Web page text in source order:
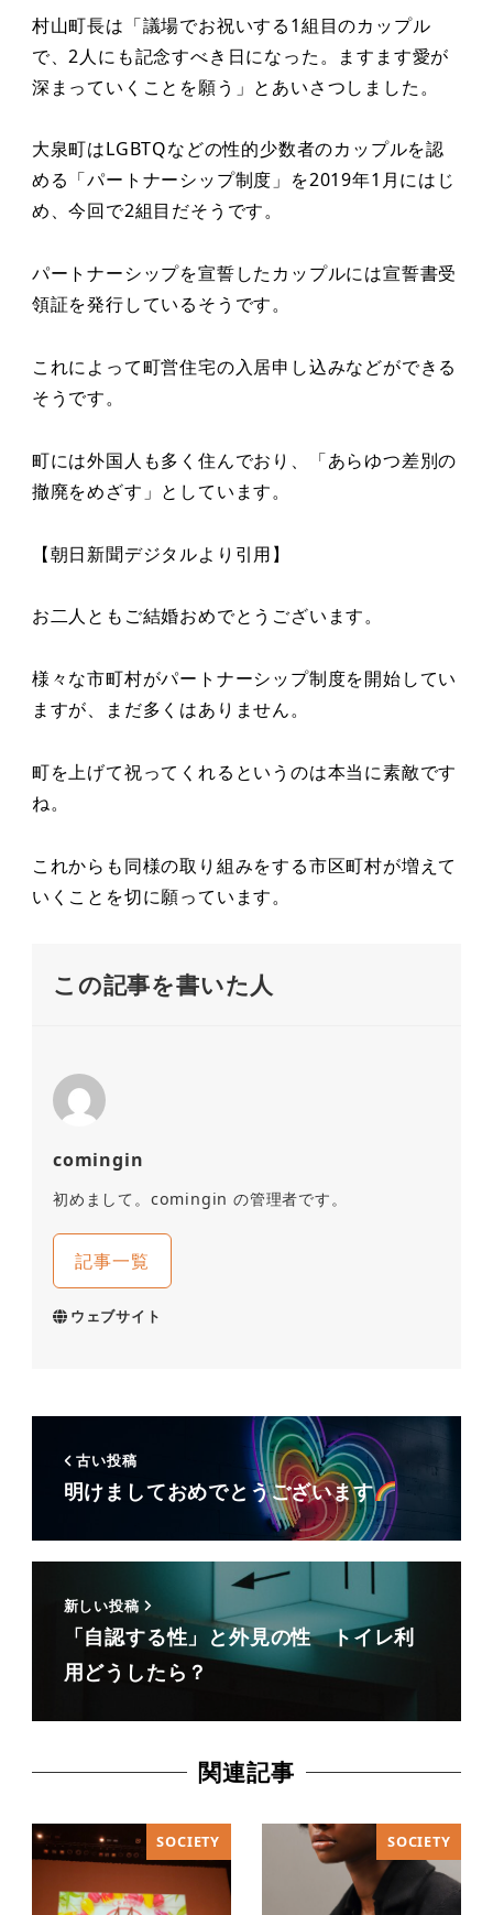
村山町長は「議場でお祝いする1組目のカップル
で、2人にも記念すべき日になった。ますます愛が
深まっていくことを願う」とあいさつしました。
大泉町はLGBTQなどの性的少数者のカップルを認
める「パートナーシップ制度」を2019年1月にはじ
め、今回で2組目だそうです。
パートナーシップを宣誓したカップルには宣誓書受
領証を発行しているそうです。
これによって町営住宅の入居申し込みなどができる
そうです。
町には外国人も多く住んでおり、「あらゆつ差別の
撤廃をめざす」としています。
【朝日新聞デジタルより引用】
お二人ともご結婚おめでとうございます。
様々な市町村がパートナーシップ制度を開始してい
ますが、まだ多くはありません。
町を上げて祝ってくれるというのは本当に素敵です
ね。
これからも同様の取り組みをする市区町村が増えて
いくことを切に願っています。
この記事を書いた人
comingin
初めまして。comingin の管理者です。
記事一覧
ウェブサイト
古い投稿
明けましておめでとうございます
新しい投稿
「自認する性」と外見の性 トイレ利
用どうしたら？
関連記事
SOCIETY SOCIETY